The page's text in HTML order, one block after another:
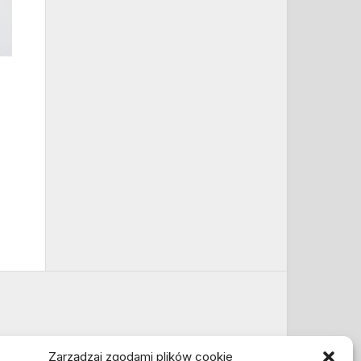
Zarządzaj zgodami plików cookie